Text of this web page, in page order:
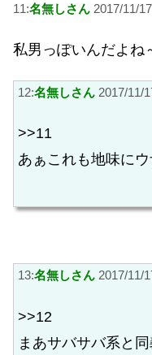
11:名無しさん 2017/11/
私男っぽいんだよね
12:名無しさん 2017/11/
>>11
あぁこれも地味に
13:名無しさん 2017/11/
>>12
まあサバサバ系と